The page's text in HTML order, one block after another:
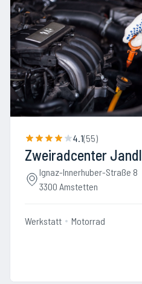
4.1(55)
Zweiradcenter Jandl
Ignaz-Innerhuber-Straße 8
3300 Amstetten
Werkstatt Motorrad